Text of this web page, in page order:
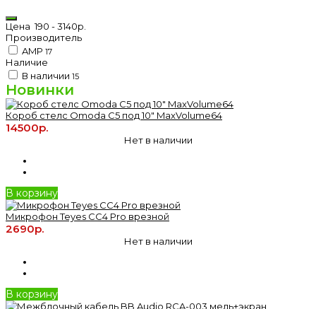
Цена190 -3140р.
Производитель
AMP 17
Наличие
В наличии 15
Новинки
Короб стелс Omoda C5 под 10" MaxVolume64
14500р.
Нет в наличии
В корзину
Микрофон Teyes CC4 Pro врезной
2690р.
Нет в наличии
В корзину